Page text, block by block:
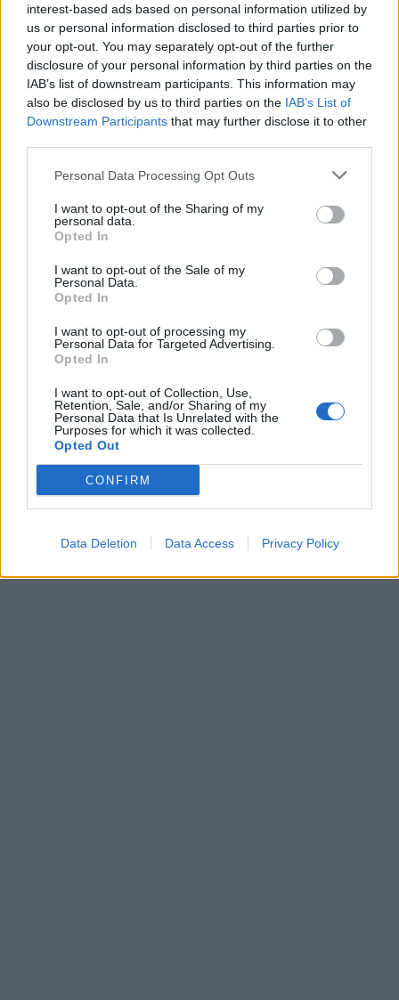
interest-based ads based on personal information utilized by
us or personal information disclosed to third parties prior to
your opt-out. You may separately opt-out of the further
disclosure of your personal information by third parties on the
IAB’s list of downstream participants. This information may
also be disclosed by us to third parties on the IAB’s List of
Downstream Participants that may further disclose it to other
Personal Data Processing Opt Outs
I want to opt-out of the Sharing of my
personal data.
Opted In
I want to opt-out of the Sale of my
Personal Data.
Opted In
I want to opt-out of processing my
Personal Data for Targeted Advertising.
Opted In
I want to opt-out of Collection, Use,
Retention, Sale, and/or Sharing of my
Personal Data that Is Unrelated with the
Purposes for which it was collected.
Opted Out
CONFIRM
Data Deletion Data Access Privacy Policy